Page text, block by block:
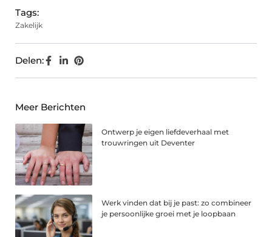
Tags:
Zakelijk
Delen:
Meer Berichten
Ontwerp je eigen liefdeverhaal met
trouwringen uit Deventer
Werk vinden dat bij je past: zo combineer
je persoonlijke groei met je loopbaan